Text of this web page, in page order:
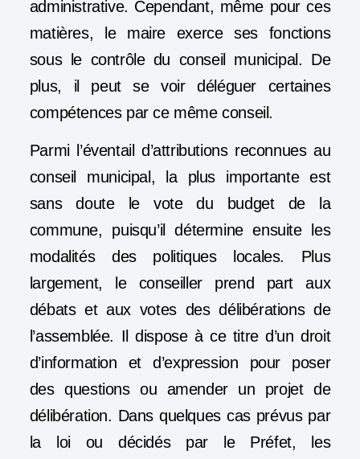
administrative. Cependant, même pour ces
matières,
le maire exerce ses fonctions
sous le contrôle du conseil municipal. De
plus, il peut se voir déléguer certaines
compétences par ce même conseil.
Parmi l’éventail d’attributions reconnues au
conseil municipal, la plus importante est
sans doute le vote du budget de la
commune, puisqu’il détermine ensuite les
modalités des politiques locales. Plus
largement, le conseiller prend part aux
débats et aux votes des délibérations de
l’assemblée. Il dispose à ce titre d’undroit
d’information et d’expression pour poser
des questions ou amender un projet de
délibération. Dans quelques cas prévus par
la loi ou décidés par le Préfet, les